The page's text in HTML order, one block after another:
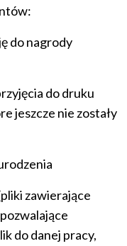
do nagrody
do druku
jeszcze nie zostały
zawierające
do danej pracy,